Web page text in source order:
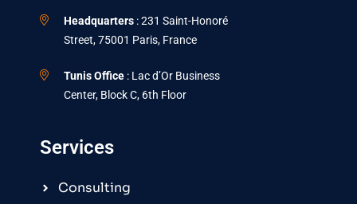
Services
Consulting
Headquarters : 231 Saint-Honoré
Street, 75001 Paris, France
Tunis Office : Lac d’Or Business
Center, Block C, 6th Floor